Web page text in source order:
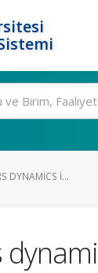
DYNAMICS I...